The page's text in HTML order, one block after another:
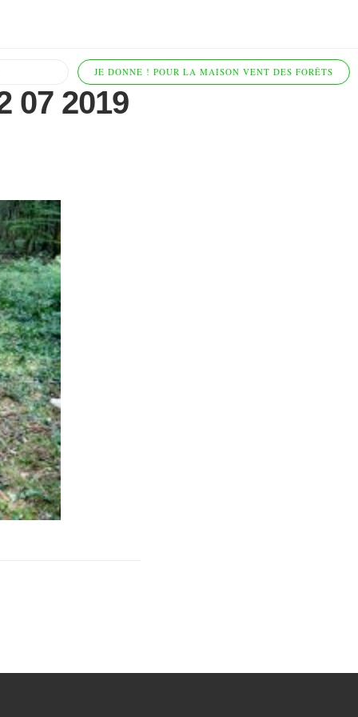
JE DONNE ! POUR LA MAISON VENT DES FORÊTS
07 2019